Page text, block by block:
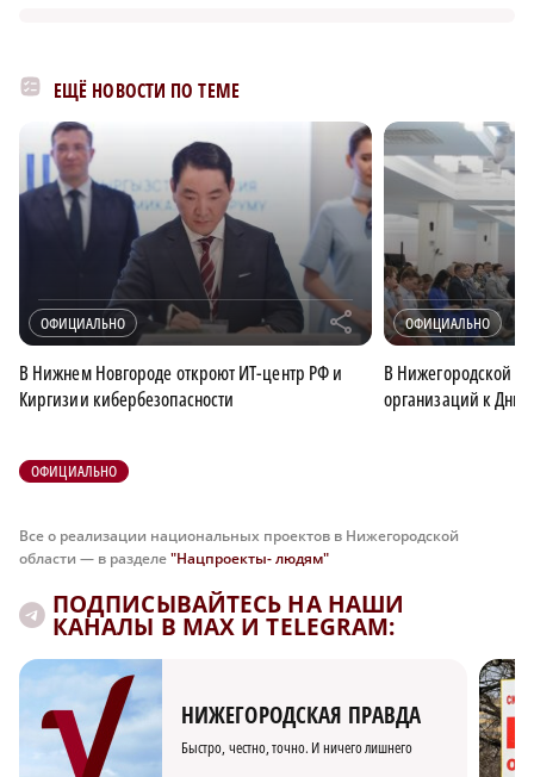
ЕЩЁ НОВОСТИ ПО ТЕМЕ
ОФИЦИАЛЬНО r
В Нижнем Новгороде откроют ИТ-центр РФ и
Киргизии кибербезопасности
ОФИЦИАЛЬНО
В Нижегородской
организаций к Дню
ОФИЦИАЛЬНО
Все о реализации национальных проектов в Нижегородской
области — в разделе"Нацпроекты- людям"
ПОДПИСЫВАЙТЕСЬ НА НАШИ
КАНАЛЫ В MAX И TELEGRAM:
НИЖЕГОРОДСКАЯ ПРАВДА
Быстро, честно, точно. И ничего лишнего